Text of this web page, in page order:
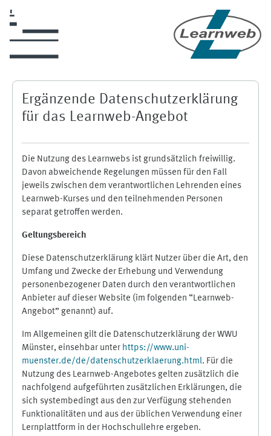
Ergänzende Datenschutzerklärung
für das Learnweb-Angebot
Die Nutzung des Learnwebs ist grundsätzlich freiwillig.
Davon abweichende Regelungen müssen für den Fall
jeweils zwischen dem verantwortlichen Lehrenden eines
Learnweb-Kurses und den teilnehmenden Personen
separat getroffen werden.
Geltungsbereich
Diese Datenschutzerklärung klärt Nutzer über die Art, den
Umfang und Zwecke der Erhebung und Verwendung
personenbezogener Daten durch den verantwortlichen
Anbieter auf dieser Website (im folgenden “Learnweb-
Angebot” genannt) auf.
Im Allgemeinen gilt die Datenschutzerklärung der WWU
Münster, einsehbar unter https://www.uni-
muenster.de/de/datenschutzerklaerung.html. Für die
Nutzung des Learnweb-Angebotes gelten zusätzlich die
nachfolgend aufgeführten zusätzlichen Erklärungen, die
sich systembedingt aus den zur Verfügung stehenden
Funktionalitäten und aus der üblichen Verwendung einer
Lernplattform in der Hochschullehre ergeben.